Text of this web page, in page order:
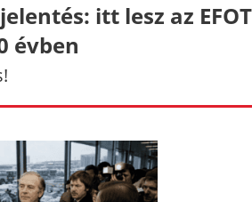
itt lesz az
évben